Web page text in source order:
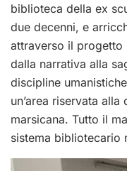
biblioteca della ex
due decenni, e
attraverso il progetto
dalla narrativa alla
discipline
un’area riservata
marsicana. Tutto il
sistema bibliotecario